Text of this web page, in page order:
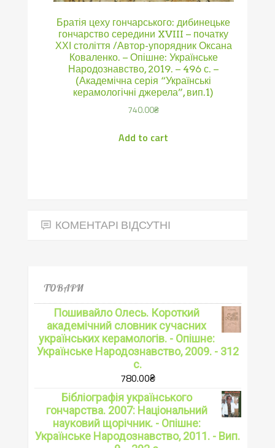
Братія цеху гончарського: дибинецьке
гончарство середини XVIII – початку
ХХІ століття /Автор-упорядник Оксана
Коваленко. – Опішне: Українське
Народознавство, 2019. – 496 с. –
(Академічна серія “Українські
керамологічні джерела”, вип.1)
740.00₴
Add to cart
КОМЕНТАРІ ВІДСУТНІ
ТОВАРИ
Пошивайло Олесь. Короткий
академічний словник сучасних
українських керамологів. - Опішне:
Українське Народознавство, 2009. - 312
с.
780.00₴
Бібліографія українського
гончарства. 2007: Національний
науковий щорічник. - Опішне:
Українське Народознавство, 2011. - Вип.